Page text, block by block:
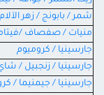
شمر / بابونج / زهر
منيات / صفصاف /
جارسينيا / كروميوم
جارسينيا / زنجبيل /
جارسينيا / جيمنيما /